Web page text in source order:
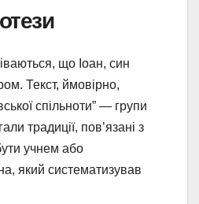
що Іоан, син
Текст, ймовірно,
спільноти” — групи
традиції, пов’язані з
учнем або
який систематизував